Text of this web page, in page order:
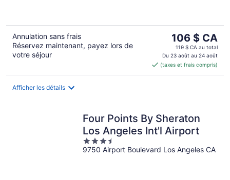
Annulation sans frais
Réservez maintenant, payez lors de
votre séjour
Le
prix
est
de 106 $ CA
par
106 $ CA
119 $ CA au total
Du 23 août au 24 août
(taxes et frais compris)
Afficher les détails
Four Points By Sheraton
Los Angeles Int'l Airport
3.5
out
9750 Airport Boulevard Los Angeles CA